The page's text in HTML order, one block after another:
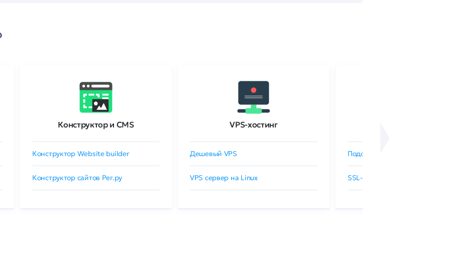
Конструктор и CMS
Конструктор Website builder
Конструктор сайтов Рег.ру
VPS-хостинг
Дешевый VPS
VPS сервер на Linux
Подобрать SSL-сертификат
SSL-сертификаты GlobalSign